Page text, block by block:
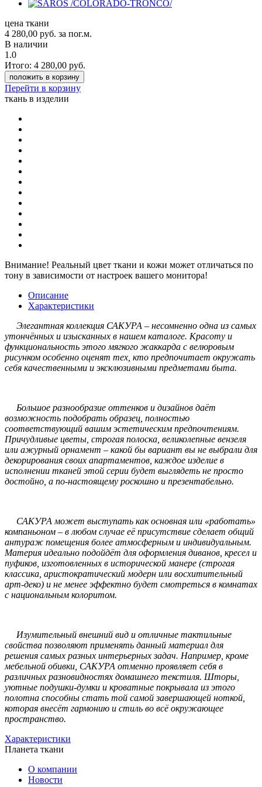
цена ткани
4 280,00 руб. за пог.м.
В наличии
1.0
Итого: 4 280,00 руб.
положить в корзину
Перейти в корзину
ткань в изделии
Внимание! Реальный цвет ткани и кожи может отличаться по
тону в зависимости от настроек вашего монитора!
Описание
Характеристики
Элегантная коллекция САКУРА – несомненно одна из самых
утончённых и изысканных в нашем каталоге. Красоту и
функциональность этого мягкого жаккарда с велюровым
рисунком особенно оценят тех, кто предпочитает окружать
себя качественными и эксклюзивными предметами быта.
Большое разнообразие оттенков и дизайнов даёт
возможность подобрать образец, полностью
соответствующий вашим эстетическим предпочтениям.
Причудливые цветы, строгая полоска, великолепные вензеля
или ажурный орнамент – какой бы вариант вы не выбрали для
декорирования своих апартаментов, каждое изделие в
исполнении тканей этой серии будет выглядеть не просто
достойно, а по-настоящему роскошно и презентабельно.
САКУРА может выступать как основная или «работать»
компаньоном – в любом случае её присутствие сделает общий
антураж помещения более атмосферным и индивидуальным.
Материя идеально подойдёт для оформления диванов, кресел и
пуфиков, изготовленных в исторической манере (строгая
классика, аристократический модерн или восхитительный
арт-деко) и не менее эффектно будет смотреться в комнатах
с национальным колоритом.
Изумительный внешний вид и отличные тактильные
свойства позволяют применять данный материал для
решения самых разных интерьерных задач. Например, кроме
мебельной обивки, САКУРА отменно проявляет себя в
различных разновидностях домашнего текстиля. Шторы,
уютные подушки-думки и кроватные покрывала из этого
полотна способны стать той самой завершающей ноткой,
которая внесёт гармонию и стиль во всё окружающее
пространство.
Характеристики
Планета ткани
О компании
Новости